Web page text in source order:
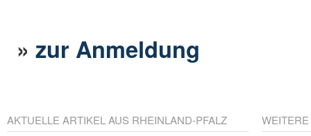
»zur Anmeldung
AKTUELLE ARTIKEL AUS RHEINLAND-PFALZ